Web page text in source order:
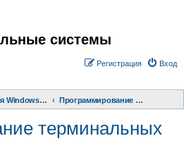
системы
Вход
Регистрация
АСТЕР для Windows 2000/XP/ 7/ 8/ 10 Программирование терминальных систем
терминальных